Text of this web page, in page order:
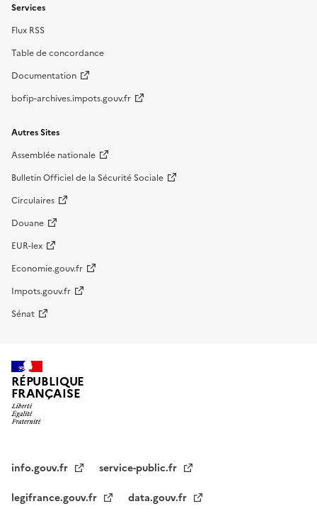
Services
Flux RSS
Table de concordance
Documentation
bofip-archives.impots.gouv.fr
Autres Sites
Assemblée nationale
Bulletin Officiel de la Sécurité Sociale
Circulaires
Douane
EUR-lex
Economie.gouv.fr
Impots.gouv.fr
Sénat
RÉPUBLIQUE
FRANÇAISE
info.gouv.fr
service-public.fr
legifrance.gouv.fr
data.gouv.fr